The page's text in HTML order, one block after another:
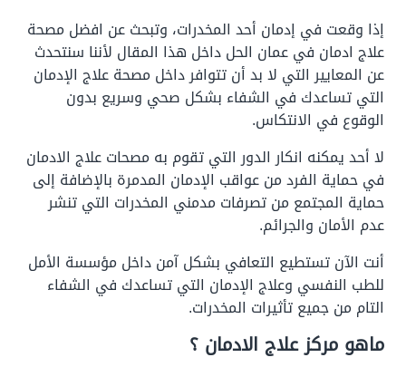
إذا وقعت في إدمان أحد المخدرات، وتبحث عن افضل مصحة
علاج ادمان في عمان الحل داخل هذا المقال لأننا سنتحدث
عن المعايير التي لا بد أن تتوافر داخل مصحة علاج الإدمان
التي تساعدك في الشفاء بشكل صحي وسريع بدون
الوقوع في الانتكاس.
لا أحد يمكنه انكار الدور التي تقوم به مصحات علاج الادمان
في حماية الفرد من عواقب الإدمان المدمرة بالإضافة إلى
حماية المجتمع من تصرفات مدمني المخدرات التي تنشر
عدم الأمان والجرائم.
أنت الآن تستطيع التعافي بشكل آمن داخل مؤسسة الأمل
للطب النفسي وعلاج الإدمان التي تساعدك في الشفاء
التام من جميع تأثيرات المخدرات.
ماهو مركز علاج الادمان ؟